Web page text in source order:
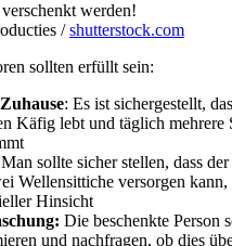
werden!
/shutterstock.com
sollten erfüllt sein:
: Es ist sichergestellt,
Käfig lebt und täglich mehrere
sollte sicher stellen, dass
Wellensittiche versorgen
Hinsicht
Die beschenkte Person
und nachfragen, ob dies